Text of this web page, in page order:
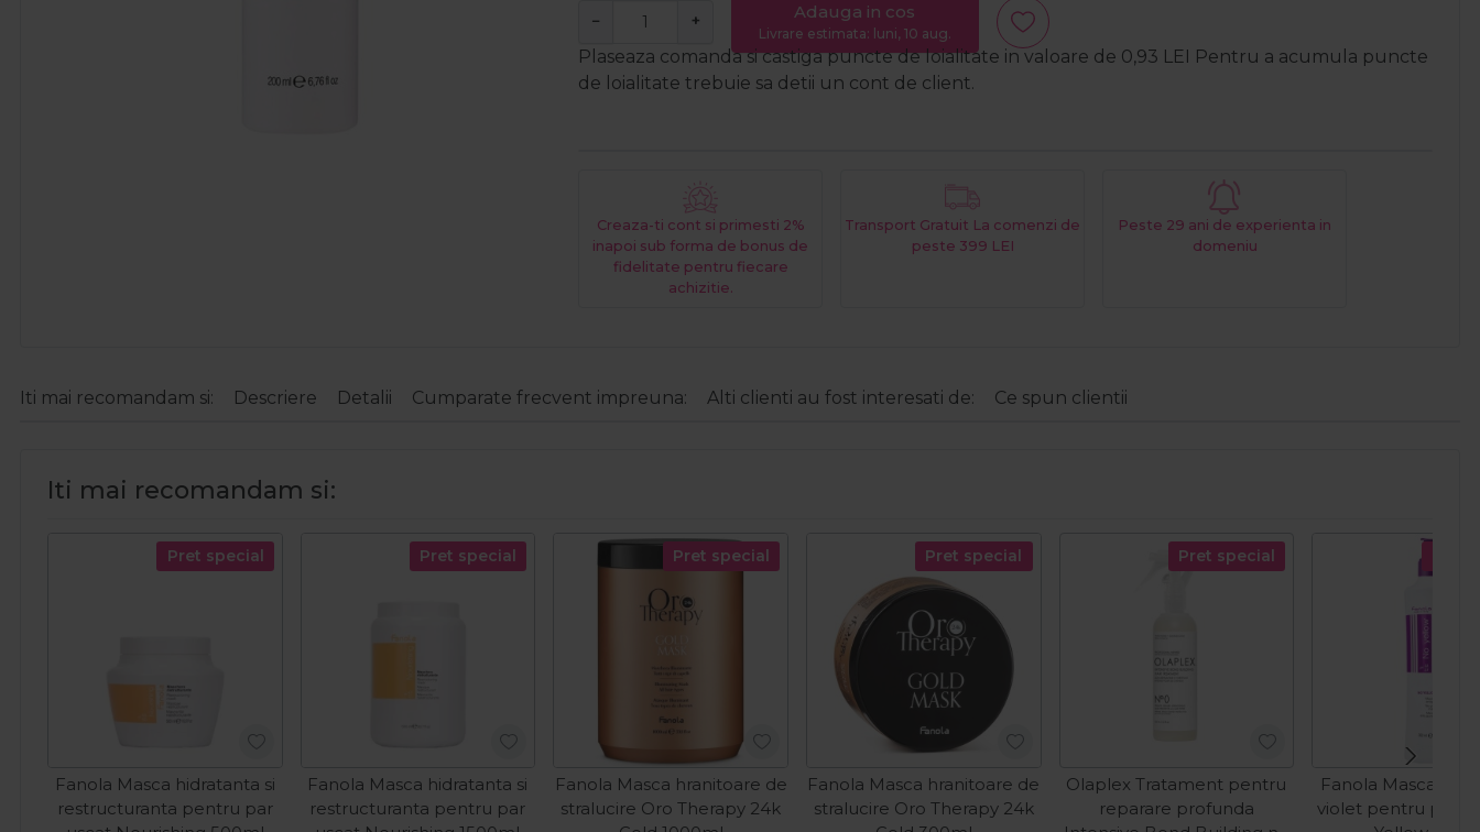
− + Adauga in cos
Livrare estimata: luni, 10 aug.
Plaseaza comanda si castiga puncte de loialitate in valoare de 0,93 LEI
Pentru a acumula puncte
de loialitate trebuie sa detii un cont de client.
Creaza-ti cont si primesti 2%
inapoi sub forma de bonus de
fidelitate pentru fiecare
achizitie.
Transport Gratuit La comenzi de
peste 399 LEI
Peste 29 ani de experienta in
domeniu
Iti mai recomandam si: Descriere Detalii Cumparate frecvent impreuna: Alti clienti au fost interesati de: Ce spun clientii
Iti mai recomandam si:
Pret special
Fanola Masca hidratanta si
restructuranta pentru par
Pret special
Fanola Masca hidratanta si
restructuranta pentru par
Pret special
Fanola Masca hranitoare de
stralucire Oro Therapy 24k
Pret special
Fanola Masca hranitoare de
stralucire Oro Therapy 24k
Pret special
Olaplex Tratament pentru
reparare profunda
Fanola Masca cu
violet pentru par